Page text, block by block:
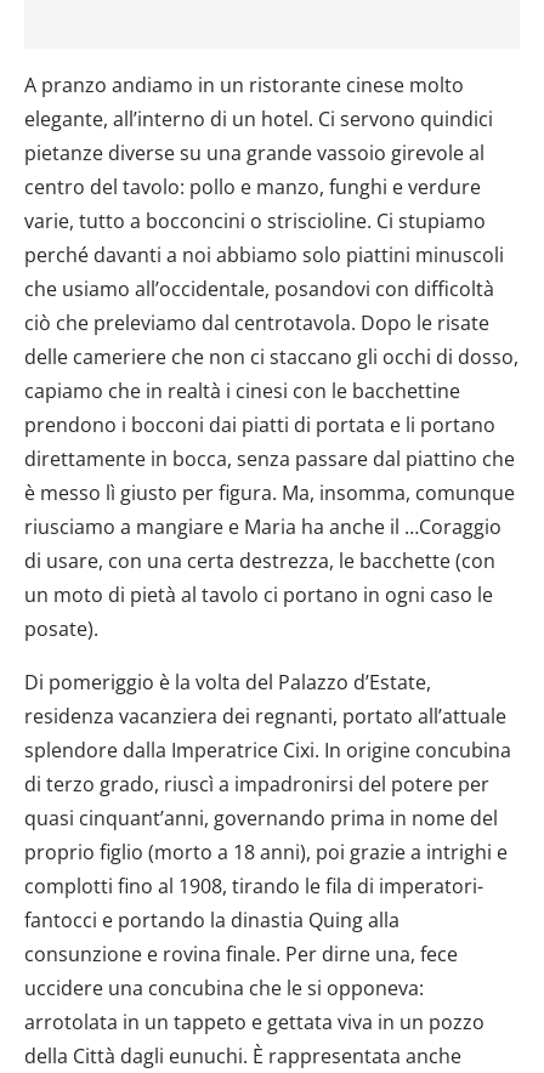
A pranzo andiamo in un ristorante cinese molto
elegante, all’interno di un hotel. Ci servono quindici
pietanze diverse su una grande vassoio girevole al
centro del tavolo: pollo e manzo, funghi e verdure
varie, tutto a bocconcini o striscioline. Ci stupiamo
perché davanti a noi abbiamo solo piattini minuscoli
che usiamo all’occidentale, posandovi con difficoltà
ciò che preleviamo dal centrotavola. Dopo le risate
delle cameriere che non ci staccano gli occhi di dosso,
capiamo che in realtà i cinesi con le bacchettine
prendono i bocconi dai piatti di portata e li portano
direttamente in bocca, senza passare dal piattino che
è messo lì giusto per figura. Ma, insomma, comunque
riusciamo a mangiare e Maria ha anche il …Coraggio
di usare, con una certa destrezza, le bacchette (con
un moto di pietà al tavolo ci portano in ogni caso le
posate).
Di pomeriggio è la volta del Palazzo d’Estate,
residenza vacanziera dei regnanti, portato all’attuale
splendore dalla Imperatrice Cixi. In origine concubina
di terzo grado, riuscì a impadronirsi del potere per
quasi cinquant’anni, governando prima in nome del
proprio figlio (morto a 18 anni), poi grazie a intrighi e
complotti fino al 1908, tirando le fila di imperatori-
fantocci e portando la dinastia Quing alla
consunzione e rovina finale. Per dirne una, fece
uccidere una concubina che le si opponeva:
arrotolata in un tappeto e gettata viva in un pozzo
della Città dagli eunuchi. È rappresentata anche